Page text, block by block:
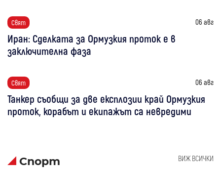
Свят 06 авг
Иран: Сделката за Ормузкия проток е в
заключителна фаза
Свят 06 авг
Танкер съобщи за две експлозии край Ормузкия
проток, корабът и екипажът са невредими
Спорт ВИЖ ВСИЧКИ